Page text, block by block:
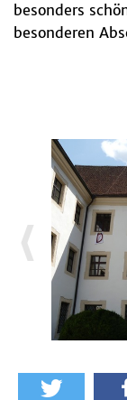
besonders
besonderen